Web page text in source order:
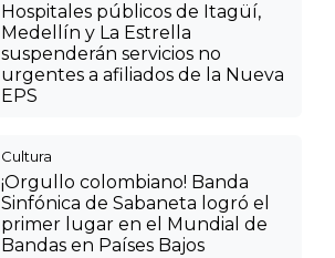
Hospitales públicos de Itagüí,
Medellín y La Estrella
suspenderán servicios no
urgentes a afiliados de la Nueva
EPS
Cultura
¡Orgullo colombiano! Banda
Sinfónica de Sabaneta logró el
primer lugar en el Mundial de
Bandas en Países Bajos